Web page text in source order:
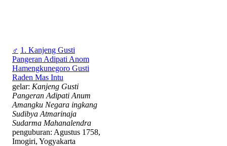
♂ 1. Kanjeng Gusti
Pangeran Adipati Anom
Hamengkunegoro Gusti
Raden Mas Intu
gelar: Kanjeng Gusti
Pangeran Adipati Anum
Amangku Negara ingkang
Sudibya Atmarinaja
Sudarma Mahanalendra
penguburan: Agustus 1758,
Imogiri, Yogyakarta